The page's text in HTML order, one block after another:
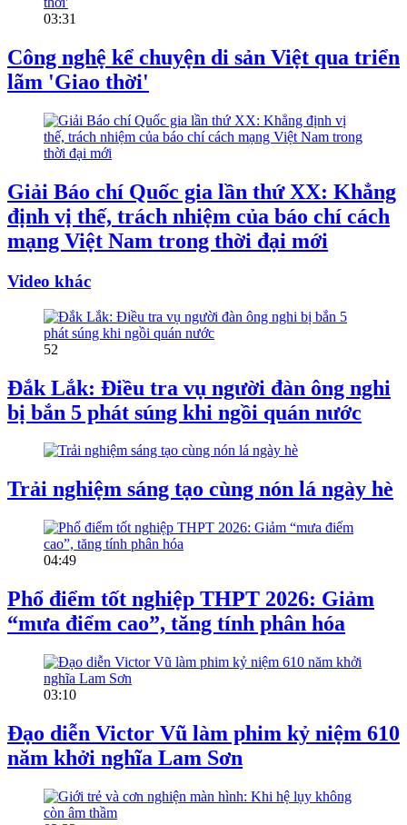
03:31
Công nghệ kể chuyện di sản Việt qua triển
lãm 'Giao thời'
Giải Báo chí Quốc gia lần thứ XX: Khẳng
định vị thế, trách nhiệm của báo chí cách
mạng Việt Nam trong thời đại mới
Video khác
52
Đắk Lắk: Điều tra vụ người đàn ông nghi
bị bắn 5 phát súng khi ngồi quán nước
Trải nghiệm sáng tạo cùng nón lá ngày hè
04:49
Phổ điểm tốt nghiệp THPT 2026: Giảm
“mưa điểm cao”, tăng tính phân hóa
03:10
Đạo diễn Victor Vũ làm phim kỷ niệm 610
năm khởi nghĩa Lam Sơn